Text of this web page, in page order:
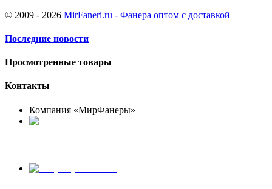
© 2009 - 2026 MirFaneri.ru - Фанера оптом с доставкой
Последние новости
Просмотренные товары
Контакты
Компания «МирФанеры»